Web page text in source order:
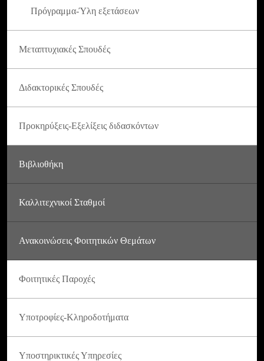
Πρόγραμμα-Ύλη εξετάσεων
Μεταπτυχιακές Σπουδές
Διδακτορικές Σπουδές
Προκηρύξεις-Εξελίξεις διδασκόντων
Βιβλιοθήκη
Καλλιτεχνικοί Σταθμοί
Ανακοινώσεις Φοιτητικών Θεμάτων
Φοιτητικές Παροχές
Υποτροφίες-Κληροδοτήματα
Υποστηρικτικές Υπηρεσίες